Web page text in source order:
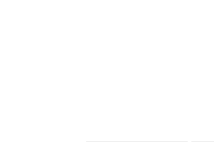
Bu ürünün fiyat bilgisi, resim,